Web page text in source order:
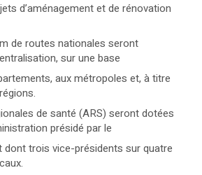
d’aménagement et de rénovation
de routes nationales seront
sur une base
aux métropoles et, à titre
de santé (ARS) seront dotées
présidé par le
dont trois vice-présidents sur quatre